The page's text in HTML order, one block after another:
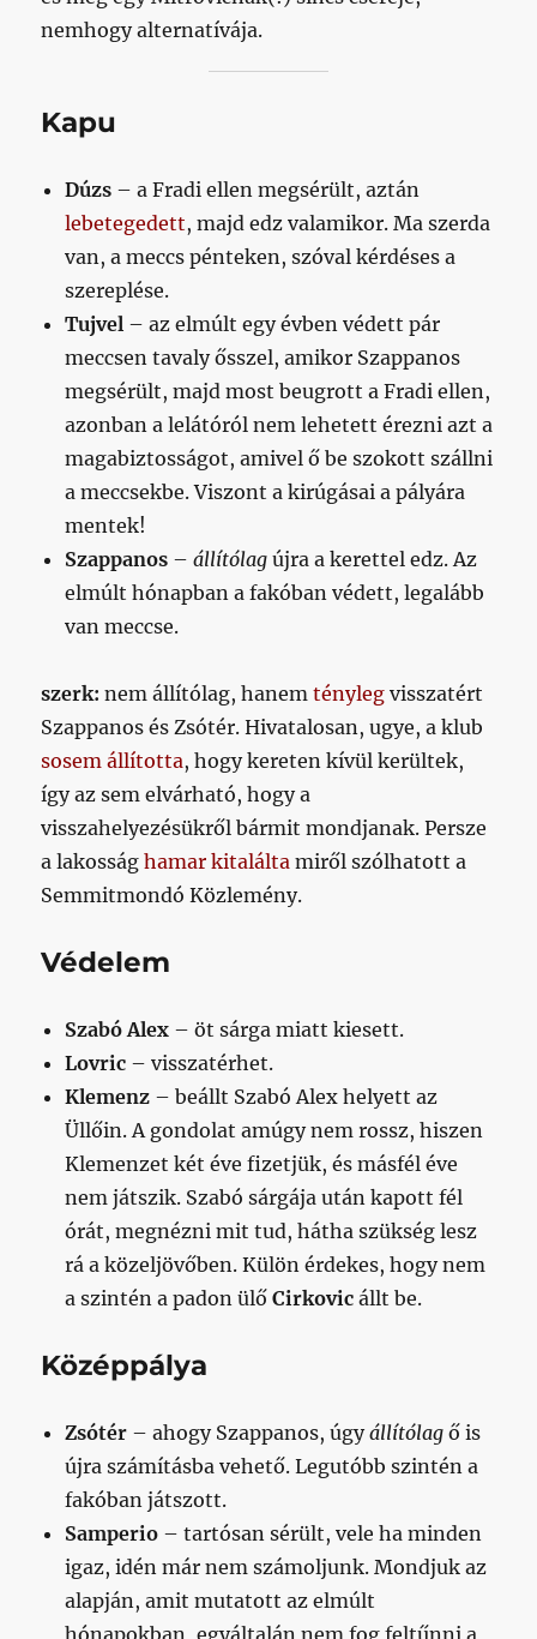
nemhogy alternatívája.
Kapu
Dúzs – a Fradi ellen megsérült, aztán
lebetegedett, majd edz valamikor. Ma szerda
van, a meccs pénteken, szóval kérdéses a
szereplése.
Tujvel – az elmúlt egy évben védett pár
meccsen tavaly ősszel, amikor Szappanos
megsérült, majd most beugrott a Fradi ellen,
azonban a lelátóról nem lehetett érezni azt a
magabiztosságot, amivel ő be szokott szállni
a meccsekbe. Viszont a kirúgásai a pályára
mentek!
Szappanos –állítólag újra a kerettel edz. Az
elmúlt hónapban a fakóban védett, legalább
van meccse.
szerk: nem állítólag, hanemtényleg visszatért
Szappanos és Zsótér. Hivatalosan, ugye, a klub
sosem állította, hogy kereten kívül kerültek,
így az sem elvárható, hogy a
visszahelyezésükről bármit mondjanak. Persze
a lakossághamar kitalálta miről szólhatott a
Semmitmondó Közlemény.
Védelem
Szabó Alex – öt sárga miatt kiesett.
Lovric – visszatérhet.
Klemenz – beállt Szabó Alex helyett az
Üllőin. A gondolat amúgy nem rossz, hiszen
Klemenzet két éve fizetjük, és másfél éve
nem játszik. Szabó sárgája után kapott fél
órát, megnézni mit tud, hátha szükség lesz
rá a közeljövőben. Külön érdekes, hogy nem
a szintén a padon ülőCirkovic állt be.
Középpálya
Zsótér – ahogy Szappanos, úgyállítólag ő is
újra számításba vehető. Legutóbb szintén a
fakóban játszott.
Samperio – tartósan sérült, vele ha minden
igaz, idén már nem számoljunk. Mondjuk az
alapján, amit mutatott az elmúlt
hónapokban, egyáltalán nem fog feltűnni a